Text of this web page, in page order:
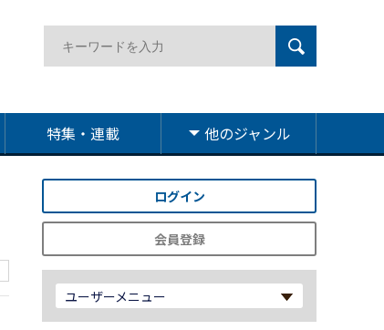
特集・連載 他のジャンル
ログイン
会員登録
ユーザーメニュー